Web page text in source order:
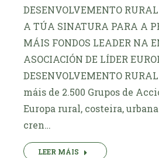
DESENVOLVEMENTO
A TÚA SINATURA PARA A
MÁIS FONDOS LEADER NA
ASOCIACIÓN DE LÍDER
DESENVOLVEMENTO
máis de 2.500 Grupos de
Europa rural, costeira,
cren…
LEER MÁIS